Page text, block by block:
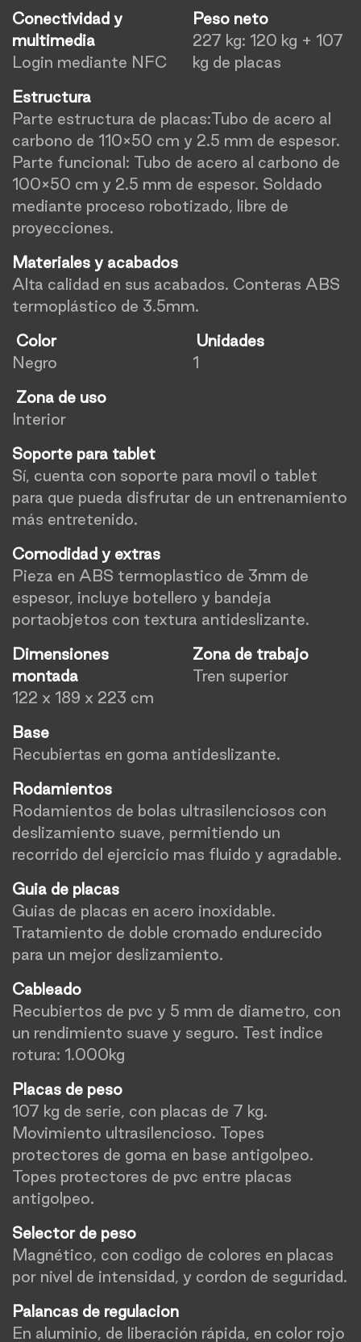
Conectividad y
multimedia
Login mediante NFC
Peso neto
227 kg: 120 kg + 107
kg de placas
Estructura
Parte estructura de placas:Tubo de acero al
carbono de 110×50 cm y 2.5 mm de espesor.
Parte funcional: Tubo de acero al carbono de
100×50 cm y 2.5 mm de espesor. Soldado
mediante proceso robotizado, libre de
proyecciones.
Materiales y acabados
Alta calidad en sus acabados. Conteras ABS
termoplástico de 3.5mm.
Color
Negro
Unidades
1
Zona de uso
Interior
Soporte para tablet
Sí, cuenta con soporte para movil o tablet
para que pueda disfrutar de un entrenamiento
más entretenido.
Comodidad y extras
Pieza en ABS termoplastico de 3mm de
espesor, incluye botellero y bandeja
portaobjetos con textura antideslizante.
Dimensiones
montada
122 x 189 x 223 cm
Zona de trabajo
Tren superior
Base
Recubiertas en goma antideslizante.
Rodamientos
Rodamientos de bolas ultrasilenciosos con
deslizamiento suave, permitiendo un
recorrido del ejercicio mas fluido y agradable.
Guia de placas
Guias de placas en acero inoxidable.
Tratamiento de doble cromado endurecido
para un mejor deslizamiento.
Cableado
Recubiertos de pvc y 5 mm de diametro, con
un rendimiento suave y seguro. Test indice
rotura: 1.000kg
Placas de peso
107 kg de serie, con placas de 7 kg.
Movimiento ultrasilencioso. Topes
protectores de goma en base antigolpeo.
Topes protectores de pvc entre placas
antigolpeo.
Selector de peso
Magnético, con codigo de colores en placas
por nivel de intensidad, y cordon de seguridad.
Palancas de regulacion
En aluminio, de liberación rápida, en color rojo